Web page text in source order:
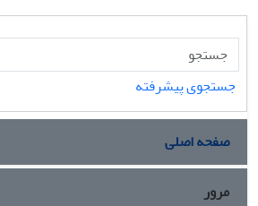
جستجوی پیشرفته
صفحه اصلی
مرور